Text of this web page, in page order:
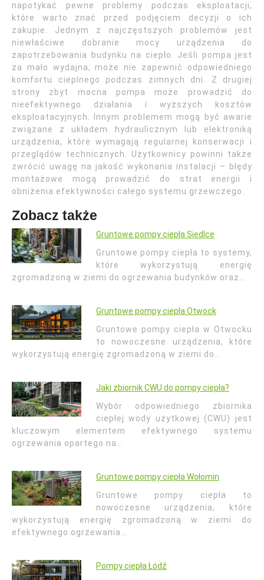
napotykać pewne problemy podczas eksploatacji,
które warto znać przed podjęciem decyzji o ich
zakupie. Jednym z najczęstszych problemów jest
niewłaściwe dobranie mocy urządzenia do
zapotrzebowania budynku na ciepło. Jeśli pompa jest
za mało wydajna, może nie zapewnić odpowiedniego
komfortu cieplnego podczas zimnych dni. Z drugiej
strony zbyt mocna pompa może prowadzić do
nieefektywnego działania i wyższych kosztów
eksploatacyjnych. Innym problemem mogą być awarie
związane z układem hydraulicznym lub elektroniką
urządzenia, które wymagają regularnej konserwacji i
przeglądów technicznych. Użytkownicy powinni także
zwrócić uwagę na jakość wykonania instalacji – błędy
montażowe mogą prowadzić do strat energii i
obniżenia efektywności całego systemu grzewczego.
Zobacz także
Gruntowe pompy ciepła Siedlce
Gruntowe pompy ciepła to systemy,
które wykorzystują energię
zgromadzoną w ziemi do ogrzewania budynków oraz…
Gruntowe pompy ciepła Otwock
Gruntowe pompy ciepła w Otwocku
to nowoczesne urządzenia, które
wykorzystują energię zgromadzoną w ziemi do…
Jaki zbiornik CWU do pompy ciepła?
Wybór odpowiedniego zbiornika
ciepłej wody użytkowej (CWU) jest
kluczowym elementem efektywnego systemu
ogrzewania opartego na…
Gruntowe pompy ciepła Wołomin
Gruntowe pompy ciepła to
nowoczesne urządzenia, które
wykorzystują energię zgromadzoną w ziemi do
efektywnego ogrzewania…
Pompy ciepła Łódź